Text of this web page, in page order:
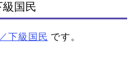
国民
下級国民 です。